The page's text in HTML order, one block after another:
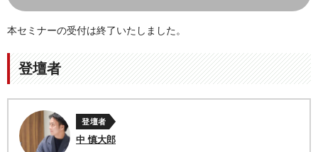
本セミナーの受付は終了いたしました。
登壇者
登壇者
中 慎大郎